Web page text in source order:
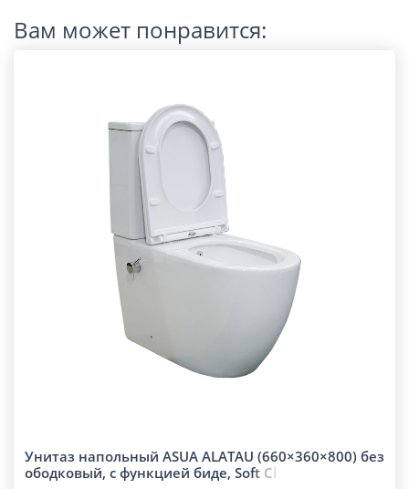
Вам может понравится:
Унитаз напольный ASUA ALATAU (660×360×800) без
ободковый, с функцией биде, Soft Cl